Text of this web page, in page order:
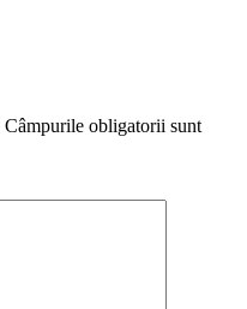
Câmpurile obligatorii sunt